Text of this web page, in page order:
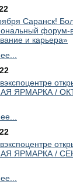
Саранск!
форум-
и карьера»
ЯРМАРКА /
ЯРМАРКА /